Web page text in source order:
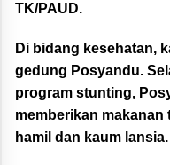
TK/PAUD.
Di bidang kesehatan,
gedung Posyandu.
program stunting,
memberikan makanan
hamil dan kaum lansia.